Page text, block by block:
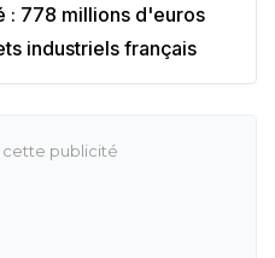
: 778 millions d'euros
industriels français